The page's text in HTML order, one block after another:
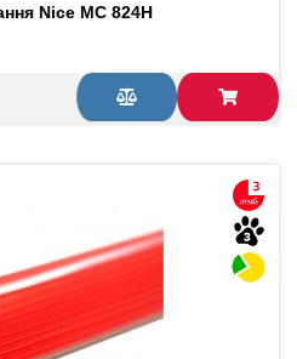
Nice МС 824Н